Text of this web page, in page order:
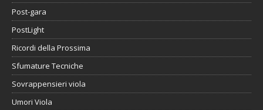
Post-gara
PostLight
Ricordi della Prossima
Sfumature Tecniche
Sovrappensieri viola
Umori Viola